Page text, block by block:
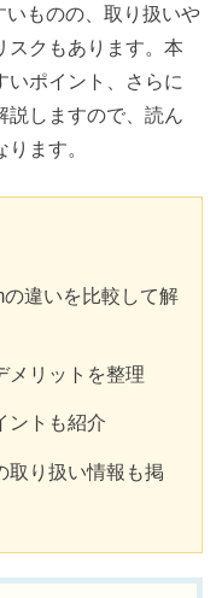
ものの、取り扱いや
スクもあります。本
いポイント、さらに
説しますので、読ん
ます。
違いを比較して解
リットを整理
トも紹介
り扱い情報も掲